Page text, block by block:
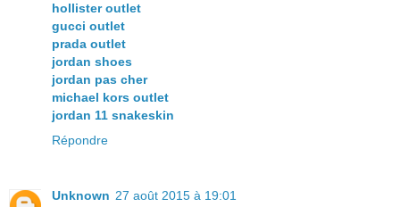
hollister outlet
gucci outlet
prada outlet
jordan shoes
jordan pas cher
michael kors outlet
jordan 11 snakeskin
Répondre
Unknown 27 août 2015 à 19:01